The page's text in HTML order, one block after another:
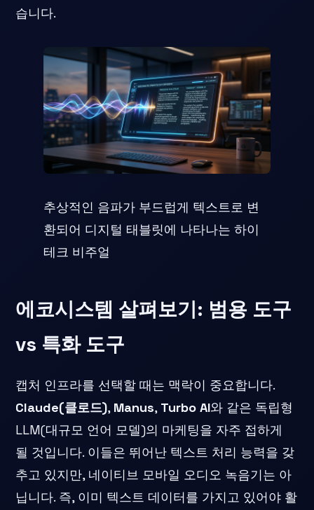
습니다.
추상적인 음파가 부드럽게 텍스트로 변
환되어 디지털 태블릿에 나타나는 하이
테크 비주얼
에코시스템 살펴보기: 범용 도구
vs 특화 도구
캡처 인프라를 선택할 때는 맥락이 중요합니다.
Claude(클로드), Manus, Turbo AI와 같은 독립형
LLM(대규모 언어 모델)의 마케팅을 자주 접하게
될 것입니다. 이들은 뛰어난 텍스트 처리 능력을 갖
추고 있지만, 네이티브 모바일 오디오 녹음기는 아
닙니다. 즉, 이미 텍스트 데이터를 가지고 있어야 활